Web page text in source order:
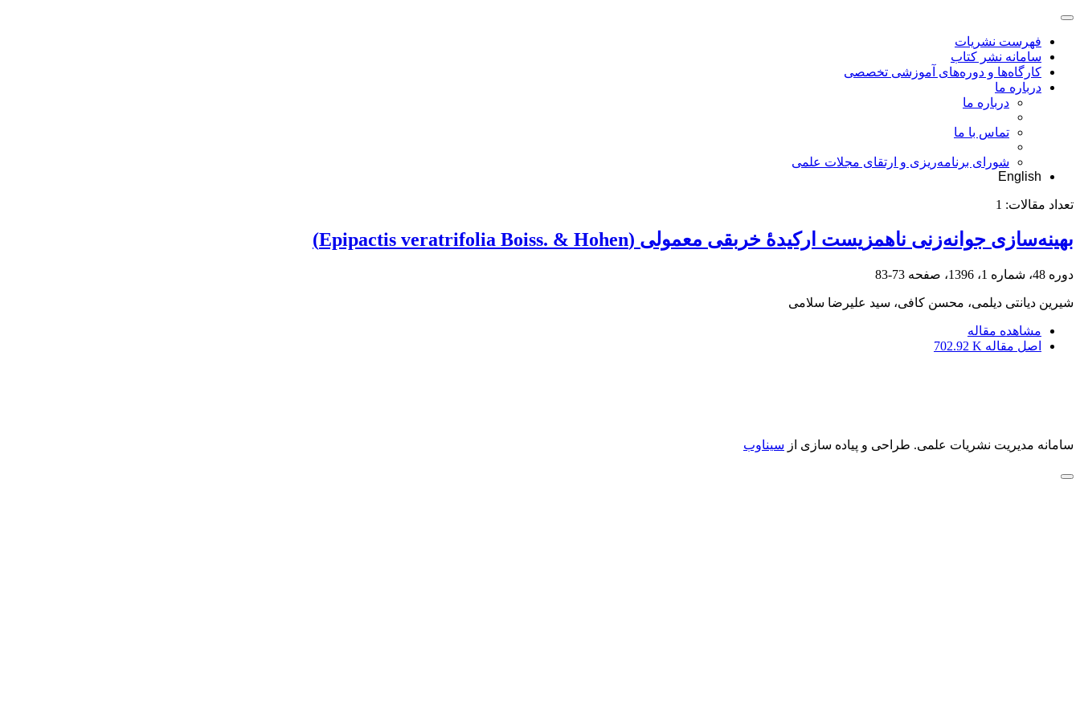
فهرست نشریات
سامانه نشر کتاب
کارگاه‌ها و دوره‌های آموزشی تخصصی
درباره ما
درباره ما
تماس با ما
شورای برنامه‌ریزی و ارتقای مجلات علمی
English
تعداد مقالات: 1
بهینه‌سازی جوانه‌زنی ناهمزیست ارکیدۀ خربقی معمولی (Epipactis veratrifolia Boiss. & Hohen)
دوره 48، شماره 1، 1396، صفحه 73-83
شیرین دیانتی دیلمی، محسن کافی، سید علیرضا سلامی
مشاهده مقاله
اصل مقاله 702.92 K
سامانه مدیریت نشریات علمی. طراحی و پیاده سازی از سیناوب